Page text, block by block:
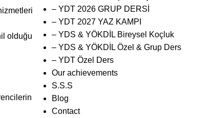
olduğu
– YDT 2026 GRUP DERSİ
– YDT 2027 YAZ KAMPI
– YDS & YÖKDİL Bireysel Koçluk
– YDS & YÖKDİL Özel & Grup Ders
– YDT Özel Ders
Our achievements
S.S.S
Blog
Contact